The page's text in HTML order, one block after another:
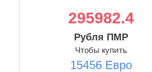
295982.4
Рубля ПМР
Чтобы купить
15456 Евро